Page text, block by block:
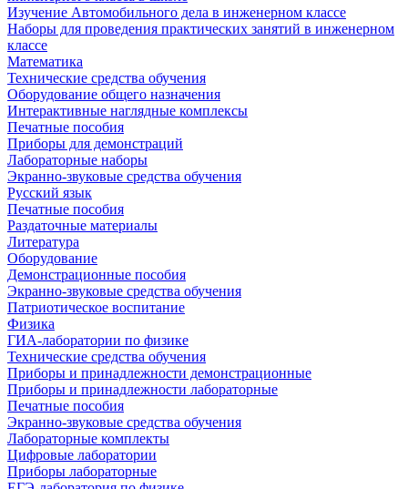
Изучение Автомобильного дела в инженерном классе
Наборы для проведения практических занятий в инженерном
классе
Математика
Технические средства обучения
Оборудование общего назначения
Интерактивные наглядные комплексы
Печатные пособия
Приборы для демонстраций
Лабораторные наборы
Экранно-звуковые средства обучения
Русский язык
Печатные пособия
Раздаточные материалы
Литература
Оборудование
Демонстрационные пособия
Экранно-звуковые средства обучения
Патриотическое воспитание
Физика
ГИА-лаборатории по физике
Технические средства обучения
Приборы и принадлежности демонстрационные
Приборы и принадлежности лабораторные
Печатные пособия
Экранно-звуковые средства обучения
Лабораторные комплекты
Цифровые лаборатории
Приборы лабораторные